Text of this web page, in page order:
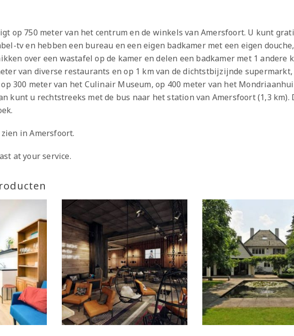
op 750 meter van het centrum en de winkels van Amersfoort. U kunt
tv en hebben een bureau en een eigen badkamer met een eigen
over een wastafel op de kamer en delen een badkamer met 1 andere
van diverse restaurants en op 1 km van de dichtstbijzijnde
300 meter van het Culinair Museum, op 400 meter van het
kunt u rechtstreeks met de bus naar het station van Amersfoort (1,3
in Amersfoort.
at your service.